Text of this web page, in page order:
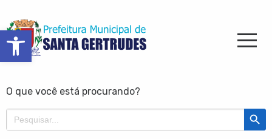
Barra de Ferramentas Aberta
O que você está procurando?
Search
for:
Search